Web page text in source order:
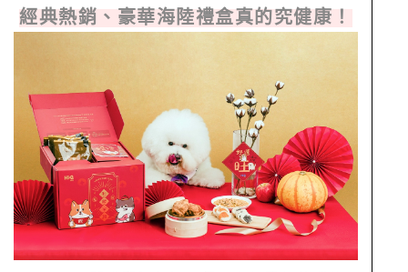
經典熱銷、豪華海陸禮盒真的究健康！